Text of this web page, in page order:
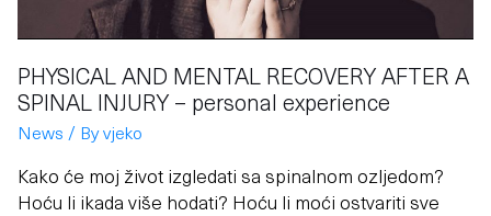
PHYSICAL AND MENTAL RECOVERY AFTER A
SPINAL INJURY – personal experience
News / Byvjeko
Kako će moj život izgledati sa spinalnom ozljedom?
Hoću li ikada više hodati? Hoću li moći ostvariti sve
experience